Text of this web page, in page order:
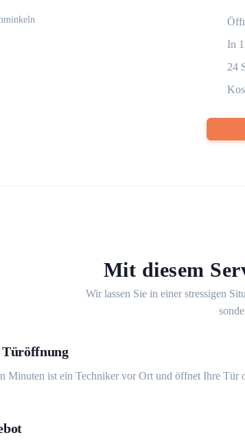
In
24
Mit diesem
Wir lassen Sie in einer stressigen
Türöffnung
Minuten ist ein Techniker vor Ort und öffnet Ihre Tür